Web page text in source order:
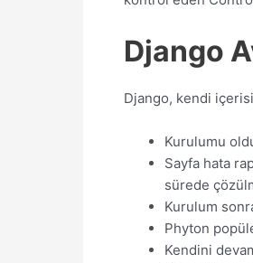
Django
Django, kendi
Kurulumu
Sayfa hata
sürede
Kurulum
Phyton
Kendini